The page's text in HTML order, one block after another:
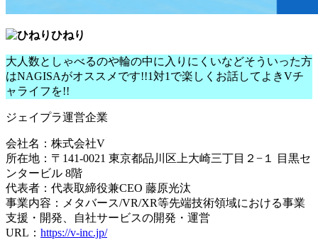
ひねり
大人数としゃべるのや輪の中に入りにくいなどそういった方
はNAGISAがオススメです!!1対1で楽しくお話してよきVチ
ャライフを!!
ジェイプラ運営企業
会社名：株式会社V
所在地：〒141-0021 東京都品川区上大崎三丁目２−１ 目黒セ
ンタービル 8階
代表者：代表取締役兼CEO 藤原光汰
事業内容：メタバース/VR/XR等先端技術領域における事業
支援・開発、自社サービスの開発・運営
URL： https://v-inc.jp/